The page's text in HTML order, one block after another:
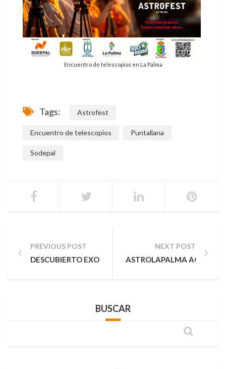
Encuentro de telescopios en La Palma
Tags: Astrofest
Encuentro de telescopios Puntallana
Sodepal
PREVIOUS POST
DESCUBIERTO EXOPLANETA POTENCIALMENTE
NEXT POST
ASTROLAPALMA ACUDIRÁ
BUSCAR